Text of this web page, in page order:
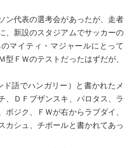
ン代表の選考会があったが、走者
、新設のスタジアムでサッカーの
マイティ・マジャールにとって
型ＦＷのテストだったはずだが、
語でハンガリー）と書かれたメ
、ＤＦブザンスキ、パロタス、ラ
ボジク、ＦＷが右からラブダイ、
カシュ、チボールと書かれてあっ